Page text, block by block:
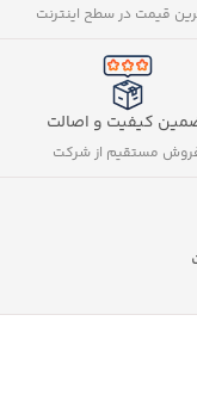
قیمت در سطح اینترنت
کیفیت و اصالت
مستقیم از شرکت